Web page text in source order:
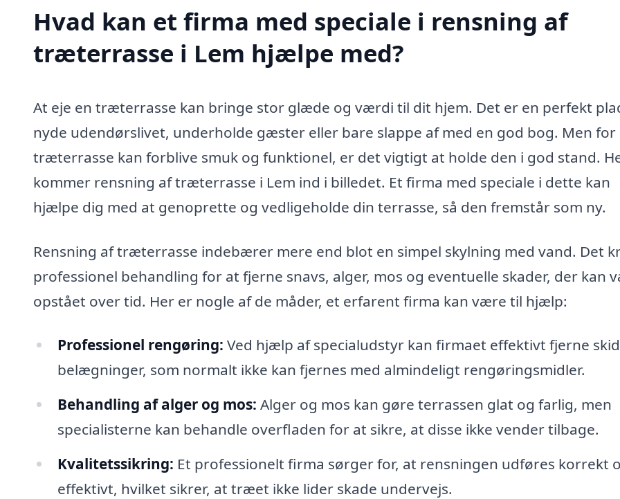
Hvad kan et firma med speciale i rensning af
træterrasse i Lem hjælpe med?
At eje en træterrasse kan bringe stor glæde og værdi til dit hjem. Det er en perfekt
nyde udendørslivet, underholde gæster eller bare slappe af med en god bog. Men for
træterrasse kan forblive smuk og funktionel, er det vigtigt at holde den i god stand.
kommer rensning af træterrasse i Lem ind i billedet. Et firma med speciale i dette kan
hjælpe dig med at genoprette og vedligeholde din terrasse, så den fremstår som ny.
Rensning af træterrasse indebærer mere end blot en simpel skylning med vand. Det
professionel behandling for at fjerne snavs, alger, mos og eventuelle skader, der kan
opstået over tid. Her er nogle af de måder, et erfarent firma kan være til hjælp:
Professionel rengøring: Ved hjælp af specialudstyr kan firmaet effektivt fjerne
belægninger, som normalt ikke kan fjernes med almindeligt rengøringsmidler.
Behandling af alger og mos: Alger og mos kan gøre terrassen glat og farlig, men
specialisterne kan behandle overfladen for at sikre, at disse ikke vender tilbage.
Kvalitetssikring: Et professionelt firma sørger for, at rensningen udføres korrekt
effektivt, hvilket sikrer, at træet ikke lider skade undervejs.